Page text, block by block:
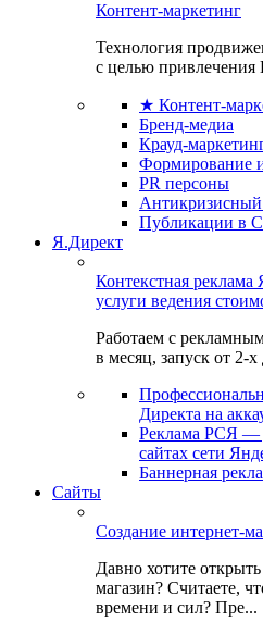
Контент-маркетинг
Технология
с целью
★ Контент-
Бренд-медиа
Крауд-
Формирование
PR персоны
Антикризисный
Публикации в
Я.Директ
Контекстная реклама
услуги ведения
Работаем с
в месяц, запуск от 2-х
Директа на
Реклама РСЯ —
сайтах сети
Баннерная
Сайты
Создание интернет-
Давно хотите
магазин? Считаете,
времени и сил? Пре...